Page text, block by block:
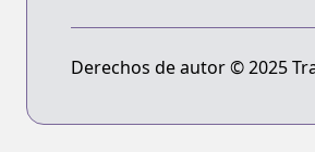
Derechos de autor © 2025